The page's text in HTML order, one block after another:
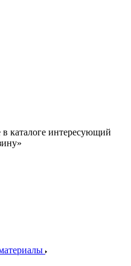
каталоге интересующий